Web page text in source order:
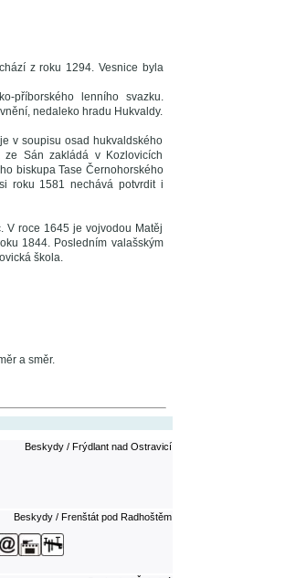
z roku 1294. Vesnice byla
příborského lenního svazku.
nedaleko hradu Hukvaldy.
v soupisu osad hukvaldského
Sán zakládá v Kozlovicích
biskupa Tase Černohorského
roku 1581 nechává potvrdit i
V roce 1645 je vojvodou Matěj
1844. Posledním valašským
škola.
a směr.
Beskydy / Frýdlant nad Ostravicí
Beskydy / Frenštát pod Radhoštěm